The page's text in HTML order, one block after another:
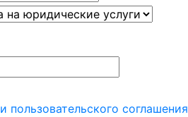
пользовательского соглашения